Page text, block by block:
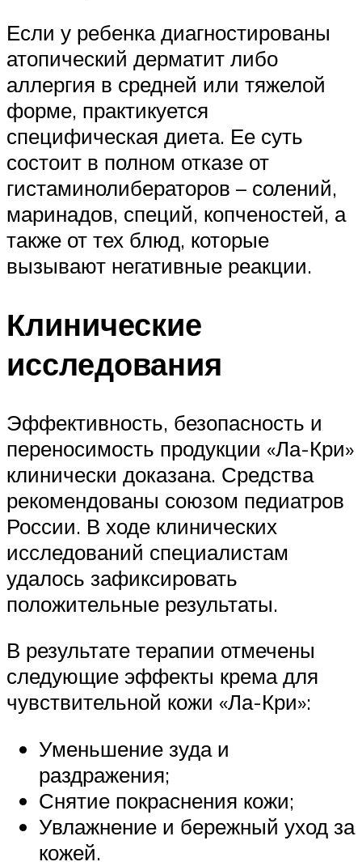
Если у ребенка диагностированы
атопический дерматит либо
аллергия в средней или тяжелой
форме, практикуется
специфическая диета. Ее суть
состоит в полном отказе от
гистаминолибераторов – солений,
маринадов, специй, копченостей, а
также от тех блюд, которые
вызывают негативные реакции.
Клинические
исследования
Эффективность, безопасность и
переносимость продукции «Ла-Кри»
клинически доказана. Средства
рекомендованы союзом педиатров
России. В ходе клинических
исследований специалистам
удалось зафиксировать
положительные результаты.
В результате терапии отмечены
следующие эффекты крема для
чувствительной кожи «Ла-Кри»:
Уменьшение зуда и
раздражения;
Снятие покраснения кожи;
Увлажнение и бережный уход за
кожей.